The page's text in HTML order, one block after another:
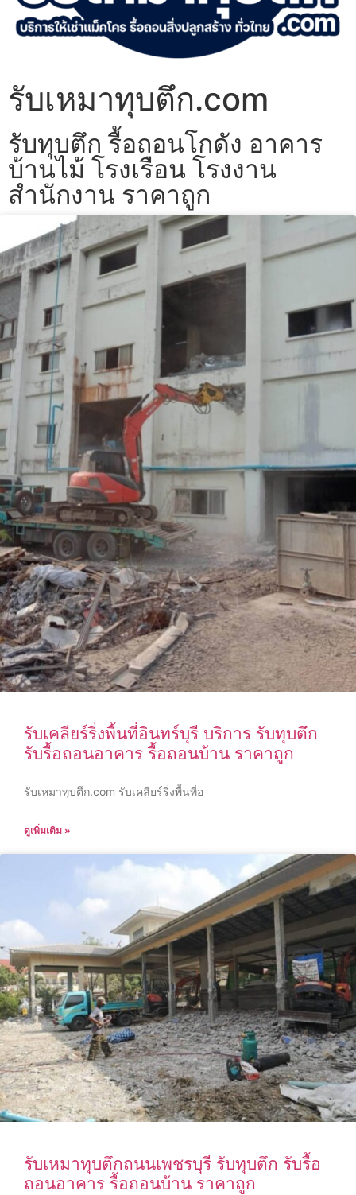
รับเหมาทุบตึก.com
รับทุบตึก รื้อถอนโกดัง อาคาร
บ้านไม้ โรงเรือน โรงงาน
สำนักงาน ราคาถูก
รับเคลียร์ริ่งพื้นที่อินทร์บุรี บริการ รับทุบตึก
รับรื้อถอนอาคาร รื้อถอนบ้าน ราคาถูก
รับเหมาทุบตึก.com รับเคลียร์ริ่งพื้นที่อ
ดูเพิ่มเติม »
รับเหมาทุบตึกถนนเพชรบุรี รับทุบตึก รับรื้อ
ถอนอาคาร รื้อถอนบ้าน ราคาถูก